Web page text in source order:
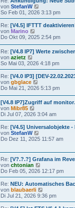
g
B
i
t
r
g
s
e
B
i
t
r
g
von StefanW
e
u
e
t
B
i
t
r
g
So Feb 01, 2026 3:13 pm
Re: [V4.5] IFTTT
von Marino
e
e
s
t
e
B
e
i
t
r
g
Do Okt 09, 2025 2:54 pm
Re: [V4.8 IP7] Werte
von azietz
e
u
e
s
t
B
e
i
t
r
a
g
So Mai 03, 2026 4:18 pm
Re: [V4.0 IP3] [DEV-
von gbglace
e
e
s
t
e
B
e
i
r
a
g
Do Mai 21, 2026 5:13 pm
[V4.8 IP7]Zugriff auf
von Mibr85
e
u
e
s
t
e
i
t
r
a
g
Di Jul 07, 2026 3:04 am
Re: [V4.5] Universalobjekte
von StefanW
e
s
t
e
r
e
i
t
r
Do Dez 11, 2025 11:57 am
Re: [V?.?.?] Grafana im
von chtonian
e
u
e
s
t
e
r
Do Feb 05, 2026 12:17 pm
Re: NEU: Automatisches
von blaubaerli
e
u
Di Jul 21, 2026 9:36 pm